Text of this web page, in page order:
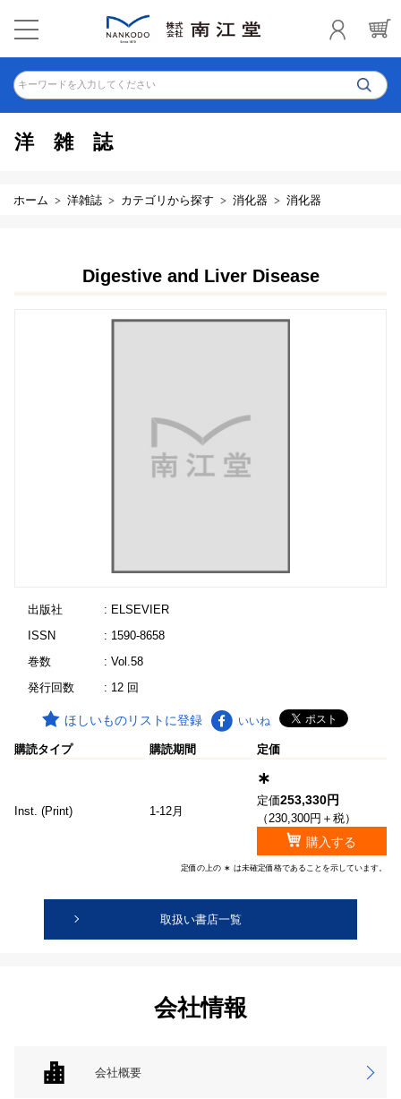
キーワードを入力してください
洋雑誌
ホーム 洋雑誌 カテゴリから探す 消化器 消化器
Digestive and Liver Disease
出版社
: ELSEVIER
ISSN
: 1590-8658
巻数
: Vol.58
発行回数
: 12 回
ほしいものリストに登録 いいね
購読タイプ 購読期間 定価
Inst. (Print) 1-12月
∗
定価253,330円
（230,300円＋税）
購入する
定価の上の ∗ は未確定価格であることを示しています。
取扱い書店一覧
会社情報
会社概要